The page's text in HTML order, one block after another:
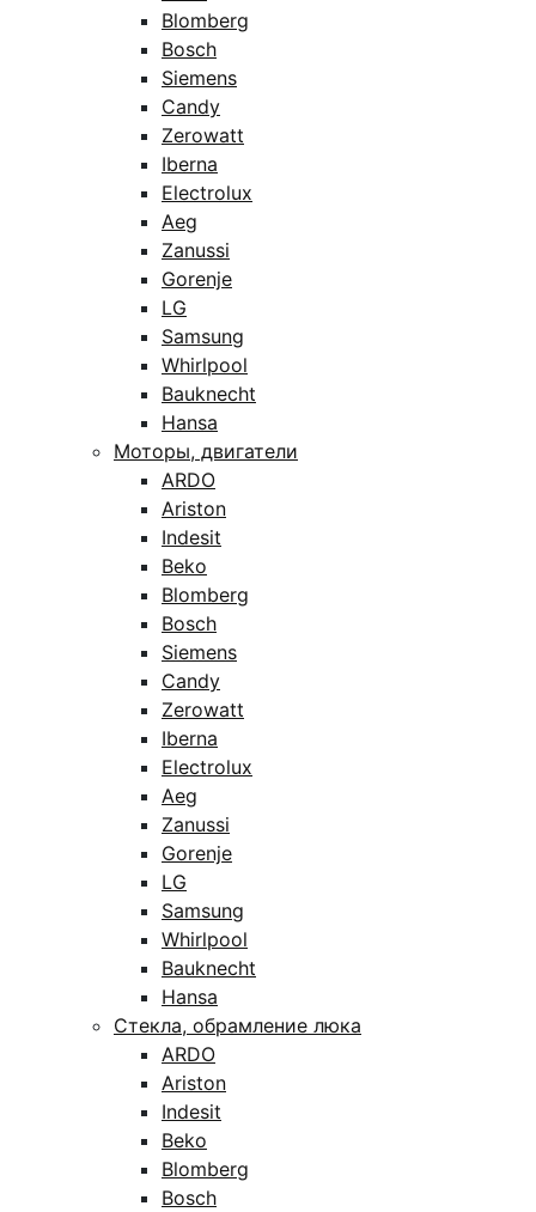
Blomberg
Bosch
Siemens
Candy
Zerowatt
Iberna
Electrolux
Aeg
Zanussi
Gorenje
LG
Samsung
Whirlpool
Bauknecht
Hansa
Моторы, двигатели
ARDO
Ariston
Indesit
Beko
Blomberg
Bosch
Siemens
Candy
Zerowatt
Iberna
Electrolux
Aeg
Zanussi
Gorenje
LG
Samsung
Whirlpool
Bauknecht
Hansa
Стекла, обрамление люка
ARDO
Ariston
Indesit
Beko
Blomberg
Bosch